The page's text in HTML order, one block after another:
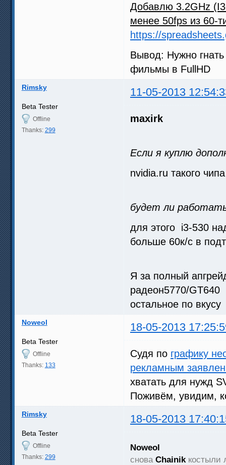
Добавлю 3.2GHz
менее 50fps из 60-
https://
Вывод: Нужно гнать
фильмы в FullHD
Rimsky 11-05-2013
Beta Tester
Offline
Thanks: 299
maxirk
Если я куплю
nvidia.ru такого
будет ли
для этого i3-530
больше 60к/с в
Я за полный
радеон5770/GT640
остальное по вкусу
Noweol 18-05-2013
Beta Tester
Offline
Thanks: 133
Судя по графику
рекламным
хватать для нужд
Поживём, увидим,
Rimsky 18-05-2013
Beta Tester
Offline
Thanks: 299
Noweol
снова Chainik костыли